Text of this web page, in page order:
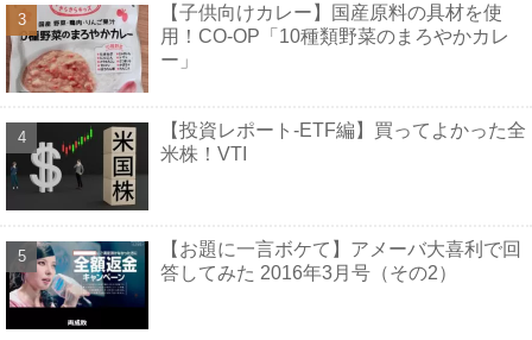
【子供向けカレー】国産原料の具材を使
用！CO-OP「10種類野菜のまろやかカレ
ー」
【投資レポート-ETF編】買ってよかった全
米株！VTI
【お題に一言ボケて】アメーバ大喜利で回
答してみた 2016年3月号（その2）